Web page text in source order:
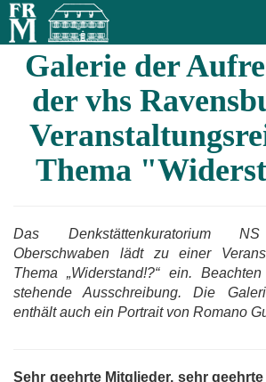
Galerie der
der vhs
Thema
Das Denkstättenkuratorium NS
Oberschwaben lädt zu einer
Thema „Widerstand!?“ ein.
stehende Ausschreibung. Die
enthält auch ein Portrait von Romano
Sehr geehrte Mitglieder, sehr